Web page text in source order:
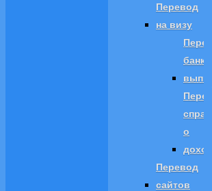
Перевод
на визу
о
Перевод
сайтов